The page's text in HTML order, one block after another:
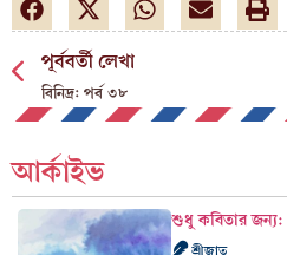
পূর্ববর্তী লেখা
বিনিদ্র: পর্ব ৩৮
আর্কাইভ
শুধু কবিতার জন্য:
শ্রীজাত